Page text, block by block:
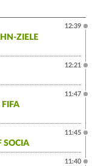
ZIELE
12:39
12:21
11:47
SOCIA
11:45
11:40